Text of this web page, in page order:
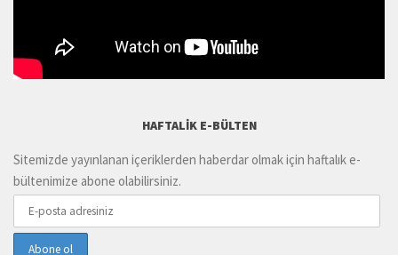
HAFTALIK E-BÜLTEN
Sitemizde yayınlanan içeriklerden haberdar olmak için haftalık e-
bültenimize abone olabilirsiniz.